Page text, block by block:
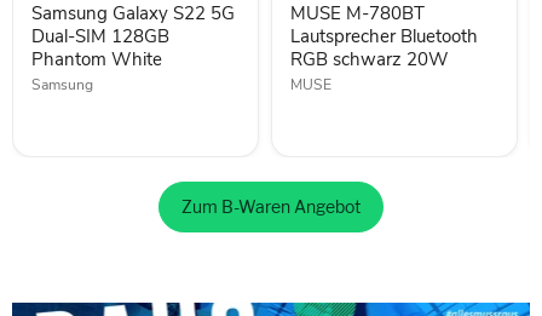
128GB
Phantom
White
Samsung Galaxy S22 5G
Dual-SIM 128GB
Phantom White
Samsung
schwarz
20W
MUSE M-780BT
Lautsprecher Bluetooth
RGB schwarz 20W
MUSE
Zum B-Waren Angebot